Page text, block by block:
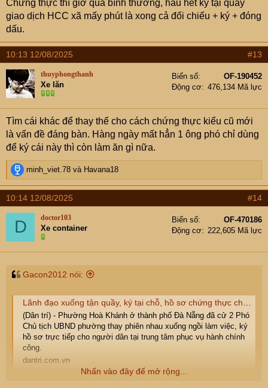
Chứng thực thì giờ quá bình thường, hầu hết ký tại quầy
giao dịch HCC xã mấy phút là xong cả đối chiếu + ký + đóng
dấu.
10:13 12/08/2025 #13
thuyphongthanh
Xe lăn
Biển số
OF-190452
Động cơ
476,134 Mã lực
Tìm cái khác để thay thế cho cách chứng thực kiểu cũ mới
là vấn đề đáng bàn. Hàng ngày mất hẳn 1 ông phó chỉ dùng
để ký cái này thì còn làm ăn gì nữa.
R
e
a
c
t
n
s
minh_viet.78 và Havana18
10:14 12/08/2025 #14
D doctor103
Xe container
Biển số
OF-470186
Động cơ
222,605 Mã lực
Gacon2012 nói:
Lãnh đạo xuống tận quầy, ký tại chỗ, hồ sơ chứng thực chỉ mất 15 phút
(Dân trí) - Phường Hoà Khánh ở thành phố Đà Nẵng đã cử 2 Phó
Chủ tịch UBND phường thay phiên nhau xuống ngồi làm việc, ký
hồ sơ trực tiếp cho người dân tại trung tâm phục vụ hành chính
công.
dantri.com.vn
Nhấn vào đây để mở rộng...